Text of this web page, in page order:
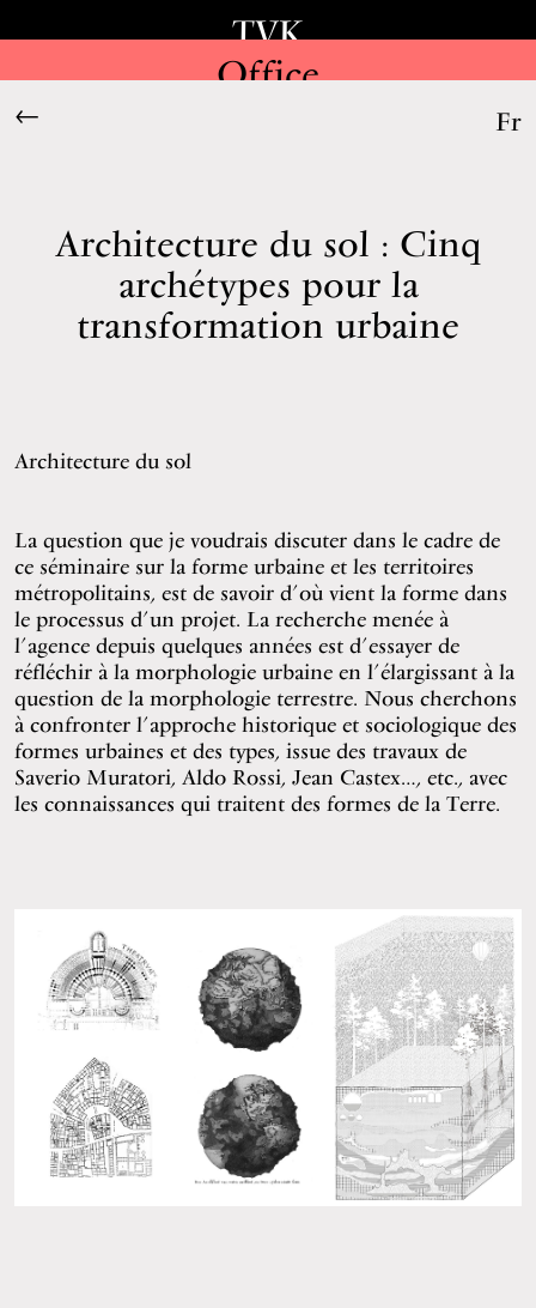
Fr
TVK
Office
←
Architecture du sol : Cinq
archétypes pour la
transformation urbaine
Architecture du sol
La question que je voudrais discuter dans le cadre de
ce séminaire sur la forme urbaine et les territoires
métropolitains, est de savoir d’où vient la forme dans
le processus d’un projet. La recherche menée à
l’agence depuis quelques années est d’essayer de
réfléchir à la morphologie urbaine en l’élargissant à la
question de la morphologie terrestre. Nous cherchons
à confronter l’approche historique et sociologique des
formes urbaines et des types, issue des travaux de
Saverio Muratori, Aldo Rossi, Jean Castex…, etc., avec
les connaissances qui traitent des formes de la Terre.